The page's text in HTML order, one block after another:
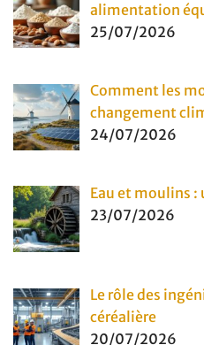
alimentation
25/07/2026
Comment les
changement
24/07/2026
Eau et moulins
23/07/2026
Le rôle des
céréalière
20/07/2026